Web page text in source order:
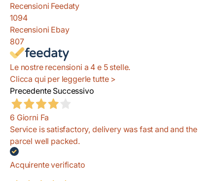
Recensioni Feedaty
1094
Recensioni Ebay
807
Le nostre recensioni a 4 e 5 stelle.
Clicca qui per leggerle tutte >
Precedente Successivo
6 Giorni Fa
Service is satisfactory, delivery was fast and and the
parcel well packed.
Acquirente verificato